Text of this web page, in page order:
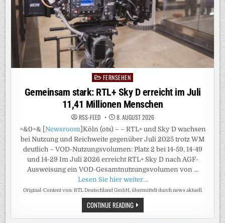
Posted
in
FERNSEHEN
Gemeinsam stark: RTL+ Sky D erreicht im Juli
11,41 Millionen Menschen
RSS-FEED 8. AUGUST 2026
=&0=& [ Newsroom ]Köln (ots) – – RTL+ und Sky D wachsen
bei Nutzung und Reichweite gegenüber Juli 2025 trotz WM
deutlich – VOD-Nutzungsvolumen: Platz 2 bei 14-59, 14-49
und 14-29 Im Juli 2026 erreicht RTL+ Sky D nach AGF-
Ausweisung ein VOD-Gesamtnutzungsvolumen von …
Lesen Sie hier weiter…
Original-Content von: RTL Deutschland GmbH, übermittelt durch news aktuell
CONTINUE READINGGEMEINSAM
STARK:
RTL+